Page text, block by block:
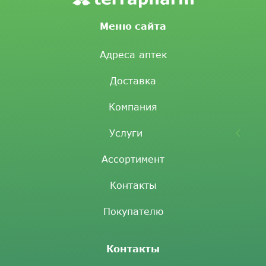
Меню сайта
Адреса аптек
Доставка
Компания
Услуги
Ассортимент
Контакты
Покупателю
Контакты